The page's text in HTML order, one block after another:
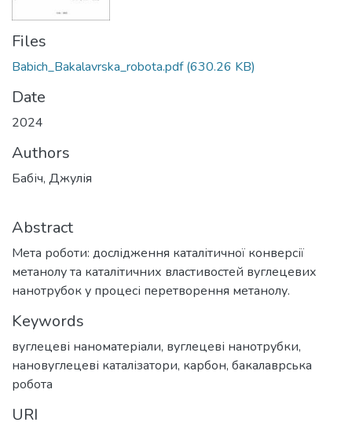
Files
Babich_Bakalavrska_robota.pdf(630.26 KB)
Date
2024
Authors
Бабіч, Джулія
Abstract
Мета роботи: дослідження каталітичної конверсії
метанолу та каталітичних властивостей вуглецевих
нанотрубок у процесі перетворення метанолу.
Keywords
вуглецеві наноматеріали, вуглецеві нанотрубки,
нановуглецеві каталізатори, карбон, бакалаврська
робота
URI